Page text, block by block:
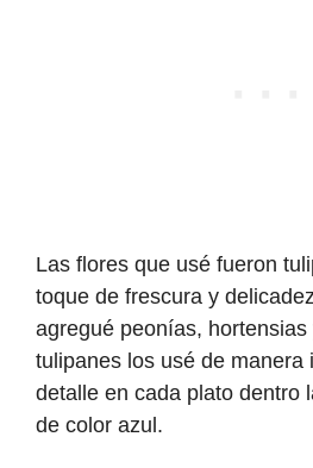
Las flores que usé fueron
toque de frescura y
agregué peonías,
tulipanes los usé de manera
detalle en cada plato dentro
de color azul.